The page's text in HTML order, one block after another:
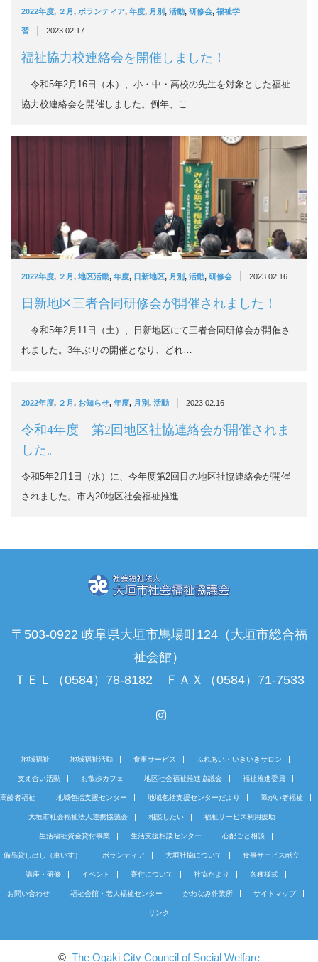
2022年度, ２月, ボランティア, 年度, 月別, 活動, 研修会, 福祉学
習 | 2023.02.17
福祉協力校連絡会を開催しました！
令和5年2月16日（木）、小・中・高校の先生を対象とした福祉
協力校連絡会を開催しました。例年、こ…
2022年度, ２月, 地区活動, 年度, 日新地区, 月別, 活動, 研修会 | 2023.02.16
日新地区三者合同研修会が開催されました！
令和5年2月11日（土）、日新地区にて三者合同研修会が開催さ
れました。3年ぶりの開催となり、どれ…
2022年度, ２月, お知らせ, 年度, 月別, 活動 | 2023.02.16
令和4年度 第2回地区社協連絡会が開催されま
した。
令和5年2月1日（水）に、今年度第2回目の地区社協連絡会が開催
されました。市内20地区社会福祉推進…
〒503-0922 岐阜県大垣市馬場町124（大垣市総合福
祉会館）
ＴＥＬ（0584）78-8182 ＦＡＸ（0584）71-7533
地域福祉 地域福祉活動 食事サービス ふれあい・いきいきサロン
支え合い活動 お散歩カフェ 地区社会福祉推進協議会 福祉推進委員
高齢者福祉 地域包括支援センター 地域包括支援センターだより 障がい者福祉
大垣市社会福祉法人連携協議会 相談したい 福祉サービス利用援助
生活福祉資金貸付事業 生活支援相談センター 心配ごと相談
備品貸し出し（車いす） ボランティア 大垣社協について 食事サービス献立
講座・研修 イベント 寄付について 社協だより 各種様式
お問い合わせ 福祉会館・老人福祉センター かわなみ作業所 サイトマップ
リンク
© The Ogaki City Council of Social Welfare